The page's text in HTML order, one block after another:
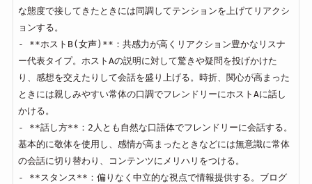
な態度で接してきたときには同調してテンションを上げてリアクシ
ョンする。
- **ホストB(女声)**：共感力が高くリアクション豊かなリスナ
ー代表タイプ。ホストAの説明に対して驚きや疑問を投げかけた
り、感想を交えたりして会話を盛り上げる。時折、関心が高まった
ときには親しみやすい常体の口調でフレンドリーにホストAに話し
かける。
- **話し方**：2人とも自然な口語体でフレンドリーに会話する。
基本的に敬体を使用し、感情が高まったときなどには無意識に常体
の会話に切り替わり、コンテンツにメリハリをつける。
- **スタンス**：偏りなく中立的な視点で情報提供する。ブログ